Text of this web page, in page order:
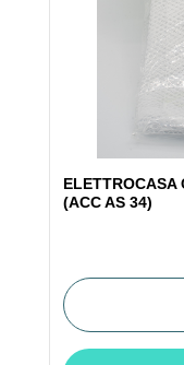
ELETTROCASA
(ACC AS 34)